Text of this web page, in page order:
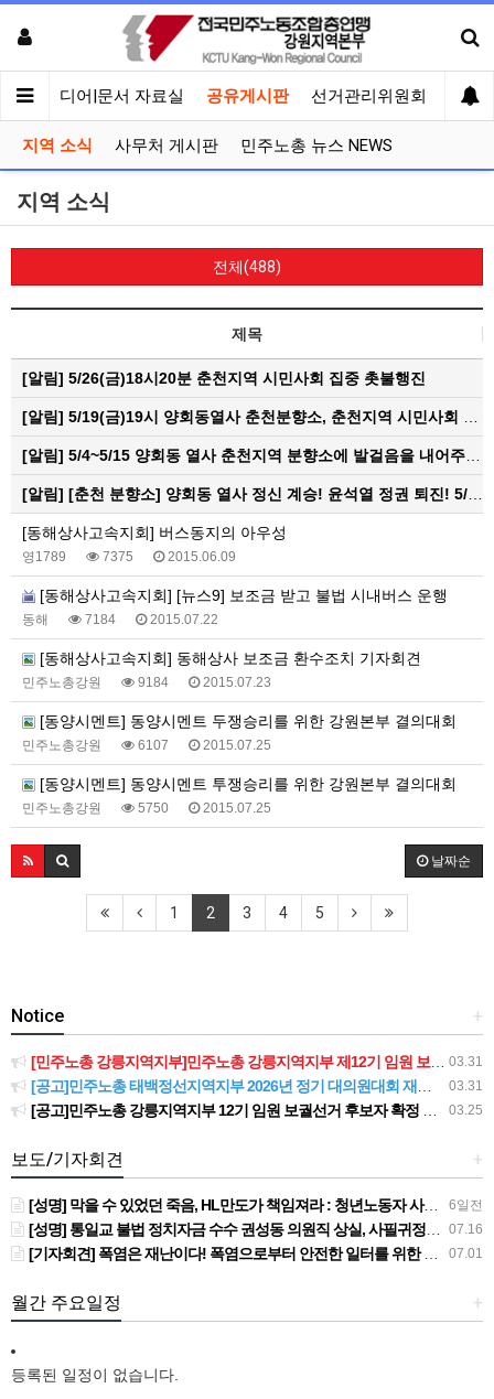
견 미디어|문서 자료실 공유게시판 선거관리위원회
지역 소식 사무처 게시판 민주노총 뉴스 NEWS
지역 소식
전체(488)
제목
[알림] 5/26(금)18시20분 춘천지역 시민사회 집중 촛불행진
[알림] 5/19(금)19시 양회동열사 춘천분향소, 춘천지역 시민사회 집중촛불문화제
[알림] 5/4~5/15 양회동 열사 춘천지역 분향소에 발걸음을 내어주신 모든 분들께 감사인사를 올립니다.
[알림] [춘천 분향소] 양회동 열사 정신 계승! 윤석열 정권 퇴진! 5/15 건설노조 파업전야 춘천 현수막 대첩 활동 보고
[동해상사고속지회] 버스동지의 아우성
영1789 7375 2015.06.09
[동해상사고속지회] [뉴스9] 보조금 받고 불법 시내버스 운행
동해 7184 2015.07.22
[동해상사고속지회] 동해상사 보조금 환수조치 기자회견
민주노총강원 9184 2015.07.23
[동양시멘트] 동양시멘트 두쟁승리를 위한 강원본부 결의대회
민주노총강원 6107 2015.07.25
[동양시멘트] 동양시멘트 투쟁승리를 위한 강원본부 결의대회
민주노총강원 5750 2015.07.25
날짜순
1 2 3 4 5
+
Notice
03.31
[민주노총 강릉지역지부]민주노총 강릉지역지부 제12기 임원 보궐선거결과 공고
03.31
[공고]민주노총 태백정선지역지부 2026년 정기 대의원대회 재소집 건
03.25
[공고]민주노총 강릉지역지부 12기 임원 보궐선거 후보자 확정 공고
+
보도/기자회견
6일전
[성명] 막을 수 있었던 죽음, HL만도가 책임져라 : 청년노동자 사망사고의 철저한 진상규명과 재발방지 대책 마련하라
07.16
[성명] 통일교 불법 정치자금 수수 권성동 의원직 상실, 사필귀정이다
07.01
[기자회견] 폭염은 재난이다! 폭염으로부터 안전한 일터를 위한 민주노총 강원지역본부 폭염감시단 선포 기자회견
+
월간 주요일정
등록된 일정이 없습니다.